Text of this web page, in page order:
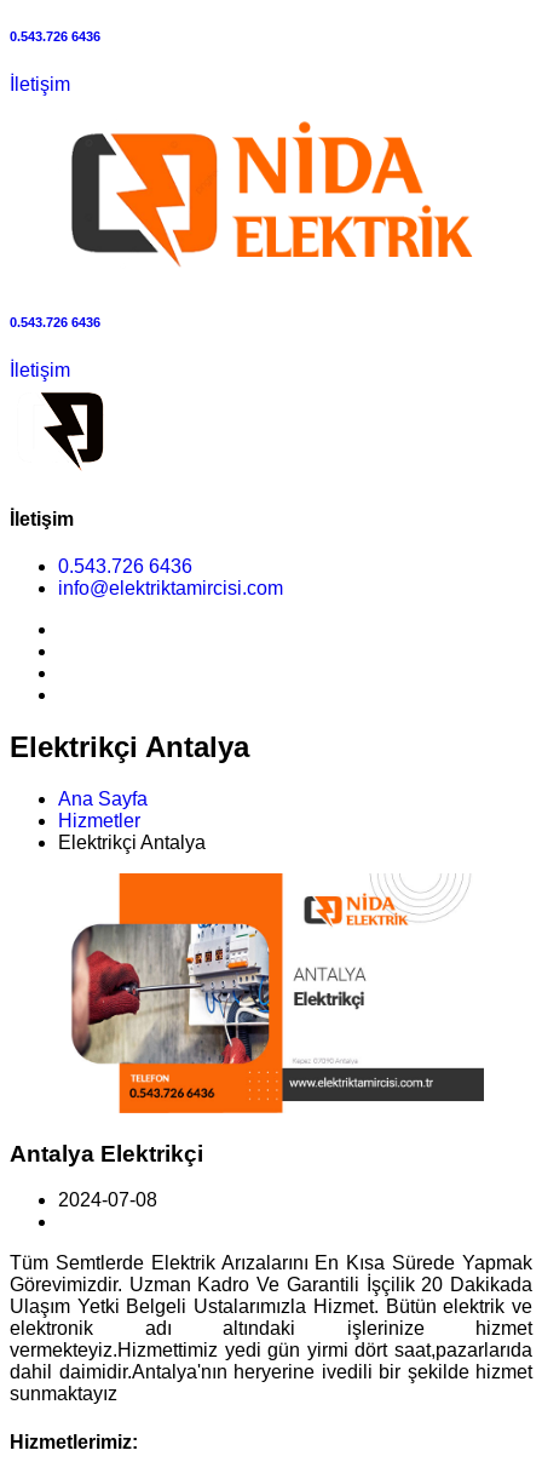
0.543.726 6436
İletişim
0.543.726 6436
İletişim
İletişim
0.543.726 6436
info@elektriktamircisi.com
Elektrikçi Antalya
Ana Sayfa
Hizmetler
Elektrikçi Antalya
Antalya Elektrikçi
2024-07-08
Tüm Semtlerde Elektrik Arızalarını En Kısa Sürede Yapmak
Görevimizdir. Uzman Kadro Ve Garantili İşçilik 20 Dakikada
Ulaşım Yetki Belgeli Ustalarımızla Hizmet. Bütün elektrik ve
elektronik adı altındaki işlerinize hizmet
vermekteyiz.Hizmettimiz yedi gün yirmi dört saat,pazarlarıda
dahil daimidir.Antalya'nın heryerine ivedili bir şekilde hizmet
sunmaktayız
Hizmetlerimiz: